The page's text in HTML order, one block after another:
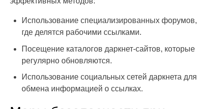
Использование специализированных форумов,
где делятся рабочими ссылками.
Посещение каталогов даркнет-сайтов, которые
регулярно обновляются.
Использование социальных сетей даркнета для
обмена информацией о ссылках.